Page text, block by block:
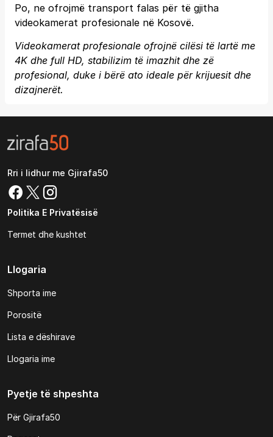
Po, ne ofrojmë transport falas për të gjitha
videokamerat profesionale në Kosovë.
Videokamerat profesionale ofrojnë cilësi të lartë me
4K dhe full HD, stabilizim të imazhit dhe zë
profesional, duke i bërë ato ideale për krijuesit dhe
dizajnerët.
Rri i lidhur me Gjirafa50
Politika E Privatësisë
Termet dhe kushtet
Llogaria
Shporta ime
Porositë
Lista e dëshirave
Llogaria ime
Pyetje të shpeshta
Për Gjirafa50